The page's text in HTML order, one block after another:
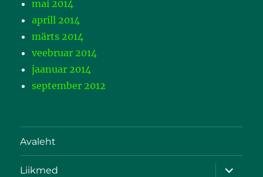
mai 2014
aprill 2014
märts 2014
veebruar 2014
jaanuar 2014
september 2012
Avaleht
Liikmed